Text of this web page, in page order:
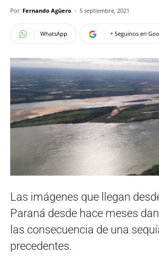
Por Fernando Agüero - 5 septiembre, 2021
WhatsApp + Seguinos en
Las imágenes que llegan
Paraná desde hace meses
las consecuencia de una
precedentes.